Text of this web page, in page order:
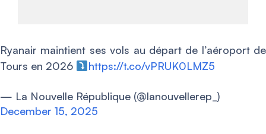
Ryanair maintient ses vols au départ de l’aéroport de
Tours en 2026
https://t.co/vPRUK0LMZ5
— La Nouvelle République (@lanouvellerep_)
December 15, 2025